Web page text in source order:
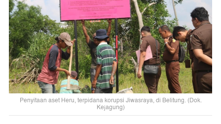
Penyitaan aset Heru, terpidana korupsi Jiwasraya, di Belitung. (Dok.
Kejagung)